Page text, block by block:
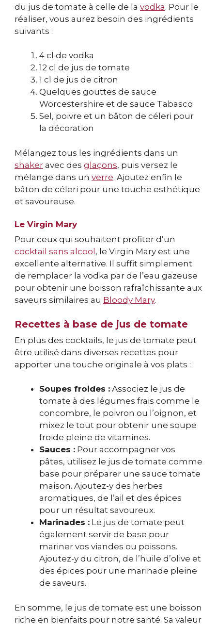
du jus de tomate à celle de la vodka. Pour le
réaliser, vous aurez besoin des ingrédients
suivants :
4 cl de vodka
12 cl de jus de tomate
1 cl de jus de citron
Quelques gouttes de sauce
Worcestershire et de sauce Tabasco
Sel, poivre et un bâton de céleri pour
la décoration
Mélangez tous les ingrédients dans un
shaker avec des glaçons, puis versez le
mélange dans un verre. Ajoutez enfin le
bâton de céleri pour une touche esthétique
et savoureuse.
Le Virgin Mary
Pour ceux qui souhaitent profiter d’un
cocktail sans alcool , le Virgin Mary est une
excellente alternative. Il suffit simplement
de remplacer la vodka par de l’eau gazeuse
pour obtenir une boisson rafraîchissante aux
saveurs similaires au Bloody Mary.
Recettes à base de jus de tomate
En plus des cocktails, le jus de tomate peut
être utilisé dans diverses recettes pour
apporter une touche originale à vos plats :
Soupes froides : Associez le jus de
tomate à des légumes frais comme le
concombre, le poivron ou l’oignon, et
mixez le tout pour obtenir une soupe
froide pleine de vitamines.
Sauces : Pour accompagner vos
pâtes, utilisez le jus de tomate comme
base pour préparer une sauce tomate
maison. Ajoutez-y des herbes
aromatiques, de l’ail et des épices
pour un résultat savoureux.
Marinades : Le jus de tomate peut
également servir de base pour
mariner vos viandes ou poissons.
Ajoutez-y du citron, de l’huile d’olive et
des épices pour une marinade pleine
de saveurs.
En somme, le jus de tomate est une boisson
riche en bienfaits pour notre santé. Sa valeur